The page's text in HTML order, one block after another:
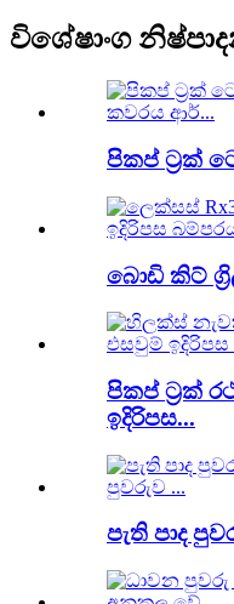
විශේෂාංග
පිකප් ට්‍රක්
බොඩි කිට්
පිකප් ට්‍රක්
ඉදිරිපස...
පැති පාද